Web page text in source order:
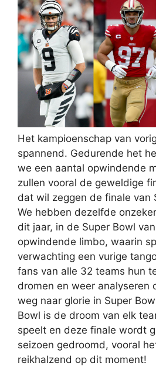
Het kampioenschap van
spannend. Gedurende het
we een aantal opwindende
zullen vooral de geweldige
dat wil zeggen de finale van
We hebben dezelfde
dit jaar, in de Super Bowl
opwindende limbo, waarin
verwachting een vurige
fans van alle 32 teams hun
dromen en weer analyseren
weg naar glorie in Super
Bowl is de droom van elk
speelt en deze finale wordt
seizoen gedroomd, vooral
reikhalzend op dit moment!